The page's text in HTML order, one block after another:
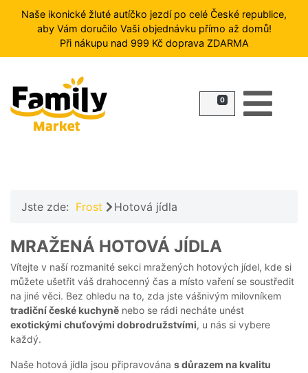
Naše ikonické žluté autíčko jezdí po celé České republice,
aby Vám doručilo Vaši objednávku přímo až domů!
Při nákupu nad 999 Kč doprava ZDARMA
FROST
ZMRZLINY
PŘÍLOHY
JÍDLA
DEZERTY
A
PEČIVO
OSTATNÍ
AKČNÍ
0
Jste zde: Frost Hotová jídla
MRAŽENÁ HOTOVÁ JÍDLA
Vítejte v naší rozmanité sekci mražených hotových jídel, kde si
můžete ušetřit váš drahocenný čas a místo vaření se soustředit
na jiné věci. Bez ohledu na to, zda jste vášnivým milovníkem
tradiční české kuchyně nebo se rádi necháte unést
exotickými chuťovými dobrodružstvími, u nás si vybere
každý.
Naše hotová jídla jsou připravována s důrazem na kvalitu